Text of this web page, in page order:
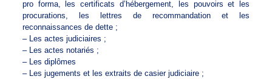
pro forma, les certificats d’hébergement, les pouvoirs et les
procurations, les lettres de recommandation et les
reconnaissances de dette ;
– Les actes judiciaires ;
– Les actes notariés ;
– Les diplômes
– Les jugements et les extraits de casier judiciaire ;